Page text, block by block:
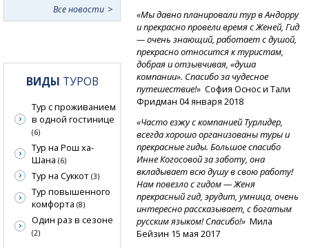
«Мы давно планировали тур в Андорру
и прекрасно провели время с Женей, Гид
— очень знающий, работает с душой,
прекрасно относится к туристам,
добрая и отзывчивая, «душа
компании». Спасибо за чудесное
путешествие!» София Оснос и Тали
Фридман 04 января 2018
«Часто езжу с компанией Турлидер,
всегда хорошо организованы туры и
прекрасные гиды. Большое спасибо
Инне Когосовой за заботу, она
вкладывает всю душу в свою работу!
Нам повезло с гидом — Женя
прекрасный гид, эрудит, умница, очень
интересно рассказывает, с богатым
русским языком! Спасибо!» Мила
Бейзин 15 мая 2017
Все новости
ВИДЫ ТУРОВ
Тур с проживанием
в одной гостинице
(6)
Тур на Рош ха-
Шана (6)
Тур на Суккот (3)
Тур повышенного
комфорта (8)
Один раз в сезоне
(2)